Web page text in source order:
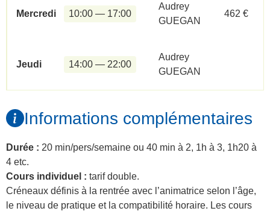
Mercredi 10:00 — 17:00
Audrey
GUEGAN
Jeudi 14:00 — 22:00
Audrey
GUEGAN
462 €
Informations complémentaires
Durée : 20 min/pers/semaine ou 40 min à 2, 1h à 3, 1h20 à
4 etc.
Cours individuel : tarif double.
Créneaux définis à la rentrée avec l’animatrice selon l’âge,
le niveau de pratique et la compatibilité horaire. Les cours